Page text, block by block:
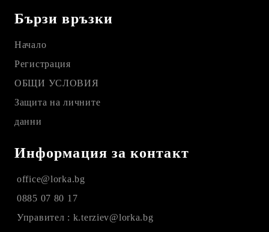
Бързи връзки
Начало
Регистрация
ОБЩИ УСЛОВИЯ
Защита на личните
данни
Информация за контакт
office@lorka.bg
0885 07 80 17
Управител : k.terziev@lorka.bg